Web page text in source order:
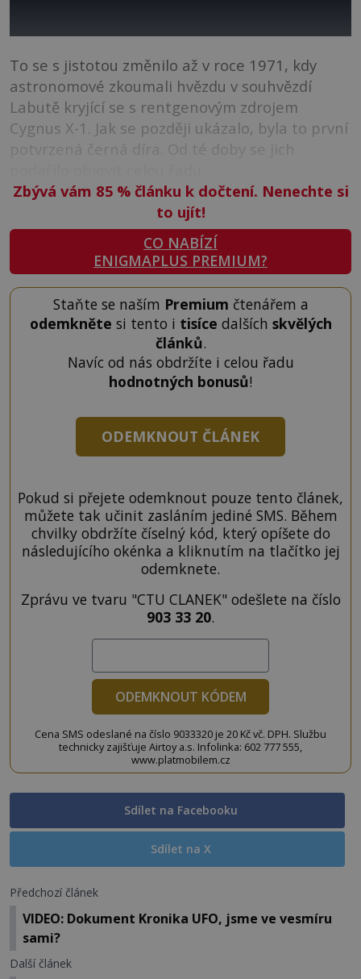
To se s jistotou změnilo až v roce 1971, kdy
astronomové zkoumali hvězdu v souhvězdí
Labutě kryjící se s rentgenovým zdrojem
Cygnus X-1. Jak se později ukázalo, byla to první
potvrzená černá díra. Od té doby se jich
Zbývá vám 85 %článku k dočtení. Nenechte si
to ujít!
CO NABÍZÍ
ENIGMAPLUS PREMIUM?
Staňte se naším Premium čtenářem a
odemkněte si tento i tisíce dalších skvělých
článků.
Navíc od nás obdržíte i celou řadu
hodnotných bonusů!
ODEMKNOUT ČLÁNEK
Pokud si přejete odemknout pouze tento článek,
můžete tak učinit zasláním jediné SMS. Během
chvilky obdržíte číselný kód, který opíšete do
následujícího okénka a kliknutím na tlačítko jej
odemknete.
Zprávu ve tvaru "CTU CLANEK" odešlete na číslo
903 33 20.
ODEMKNOUT KÓDEM
Cena SMS odeslané na číslo 9033320 je 20 Kč vč. DPH. Službu
technicky zajišťuje Airtoy a.s. Infolinka: 602 777 555,
www.platmobilem.cz
Sdílet na Facebooku
Sdílet na X
Předchozí článek
VIDEO: Dokument Kronika UFO, jsme ve vesmíru
sami?
Další článek